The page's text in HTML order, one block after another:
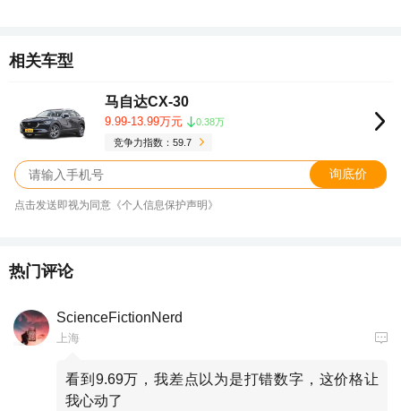
相关车型
马自达CX-30
9.99-13.99万元
0.38万
竞争力指数：59.7
询底价
点击发送即视为同意《个人信息保护声明》
热门评论
ScienceFictionNerd
上海
看到9.69万，我差点以为是打错数字，这价格让
我心动了